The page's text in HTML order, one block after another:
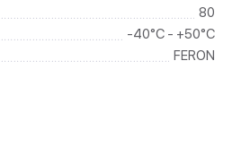
80
-40°C - +50°C
FERON